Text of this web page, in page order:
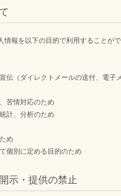
情報を以下の目的で利用することが
伝（ダイレクトメールの送付、電子
苦情対応のため
計、分析のため
め
個別に定める目的のため
示・提供の禁止